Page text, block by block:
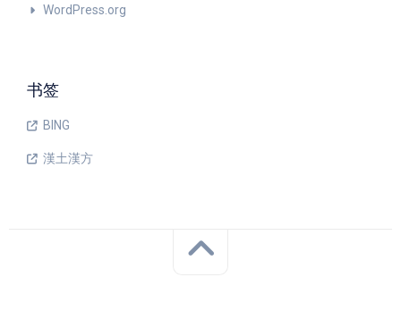
WordPress.org
书签
BING
漢土漢方